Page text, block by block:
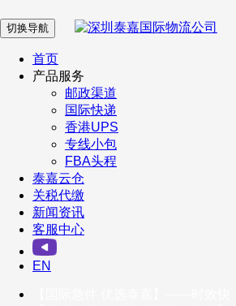
在 线 客 服
企业微信
订阅号
客户服务热线
400-098-5699
联系我们
切换导航
首页
产品服务
邮政渠道
国际快递
香港UPS
专线小包
FBA头程
泰嘉云仓
关税代缴
新闻资讯
客服中心
EN